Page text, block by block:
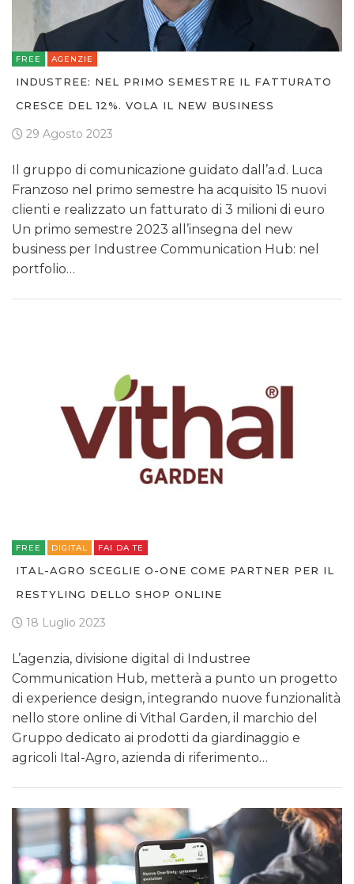
FREE AGENZIE
INDUSTREE: NEL PRIMO SEMESTRE IL FATTURATO
CRESCE DEL 12%. VOLA IL NEW BUSINESS
29 Agosto 2023
Il gruppo di comunicazione guidato dall’a.d. Luca
Franzoso nel primo semestre ha acquisito 15 nuovi
clienti e realizzato un fatturato di 3 milioni di euro
Un primo semestre 2023 all’insegna del new
business per Industree Communication Hub: nel
portfolio…
FREE DIGITAL FAI DA TE
ITAL-AGRO SCEGLIE O-ONE COME PARTNER PER IL
RESTYLING DELLO SHOP ONLINE
18 Luglio 2023
L’agenzia, divisione digital di Industree
Communication Hub, metterà a punto un progetto
di experience design, integrando nuove funzionalità
nello store online di Vithal Garden, il marchio del
Gruppo dedicato ai prodotti da giardinaggio e
agricoli Ital-Agro, azienda di riferimento…